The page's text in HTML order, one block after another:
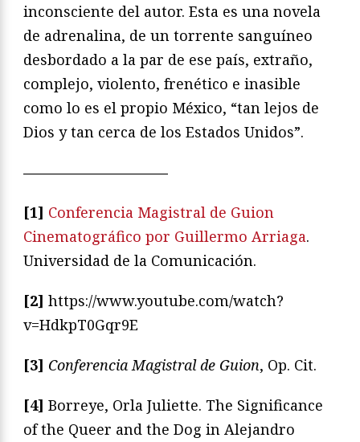
inconsciente del autor. Esta es una novela
de adrenalina, de un torrente sanguíneo
desbordado a la par de ese país, extraño,
complejo, violento, frenético e inasible
como lo es el propio México, “tan lejos de
Dios y tan cerca de los Estados Unidos”.
——————————
[1] Conferencia Magistral de Guion
Cinematográfico por Guillermo Arriaga.
Universidad de la Comunicación.
[2] https://www.youtube.com/watch?
v=HdkpT0Gqr9E
[3] Conferencia Magistral de Guion, Op. Cit.
[4] Borreye, Orla Juliette. The Significance
of the Queer and the Dog in Alejandro